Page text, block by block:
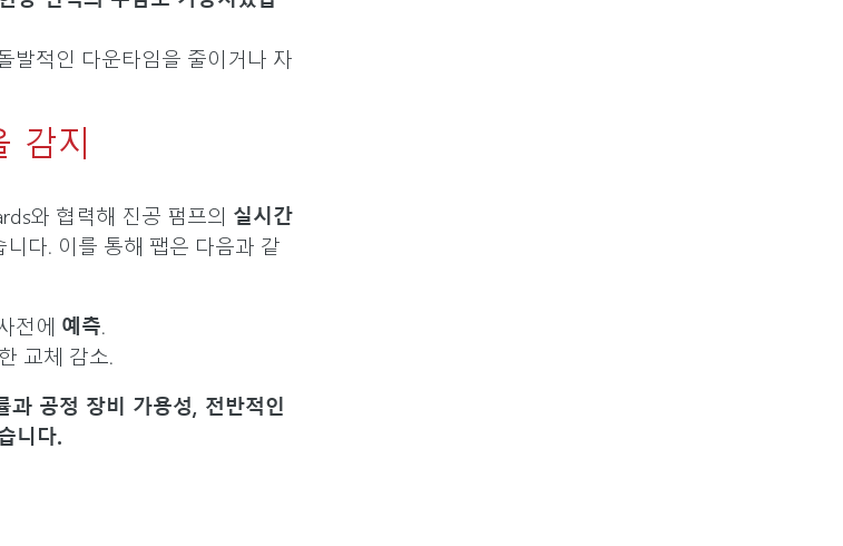
발적인 다운타임을 줄이거나 자
감지
와 협력해 진공 펌프의 실시간
니다. 이를 통해 팹은 다음과 같
전에 예측
교체 감소.
과 공정 장비 가용성, 전반적인
니다.